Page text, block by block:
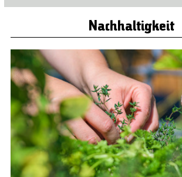
Nachhaltigkeit